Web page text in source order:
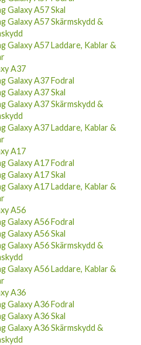
Galaxy A57 Skal
Galaxy A57 Skärmskydd &
Galaxy A57 Laddare, Kablar &
A37
Galaxy A37 Fodral
Galaxy A37 Skal
Galaxy A37 Skärmskydd &
Galaxy A37 Laddare, Kablar &
A17
Galaxy A17 Fodral
Galaxy A17 Skal
Galaxy A17 Laddare, Kablar &
A56
Galaxy A56 Fodral
Galaxy A56 Skal
Galaxy A56 Skärmskydd &
Galaxy A56 Laddare, Kablar &
A36
Galaxy A36 Fodral
Galaxy A36 Skal
Galaxy A36 Skärmskydd &